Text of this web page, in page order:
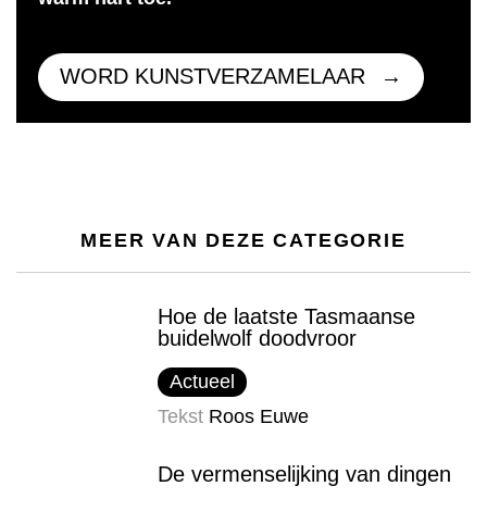
WORD KUNSTVERZAMELAAR
MEER VAN DEZE CATEGORIE
Hoe de laatste Tasmaanse
buidelwolf doodvroor
Actueel
Tekst Roos Euwe
De vermenselijking van dingen